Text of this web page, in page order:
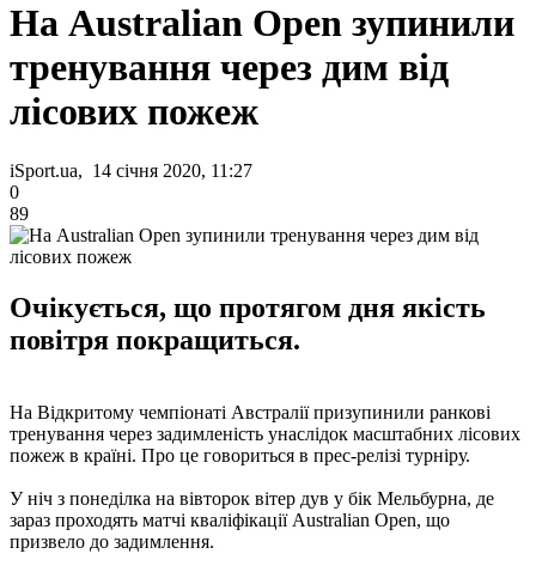
На Australian Open зупинили
тренування через дим від
лісових пожеж
iSport.ua, 14 січня 2020, 11:27
0
89
Очікується, що протягом дня якість
повітря покращиться.
На Відкритому чемпіонаті Австралії призупинили ранкові
тренування через задимленість унаслідок масштабних лісових
пожеж в країні. Про це говориться в прес-релізі турніру.
У ніч з понеділка на вівторок вітер дув у бік Мельбурна, де
зараз проходять матчі кваліфікації Australian Open, що
призвело до задимлення.